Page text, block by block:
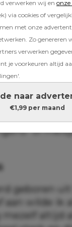
verwerken wij en onze
via cookies of
met onze
Zo genereren
verwerken
je voorkeuren altijd
naar
€1,99 per maand
is
Gender
het
te
of
geboren
aan wilde
mezelf altijd